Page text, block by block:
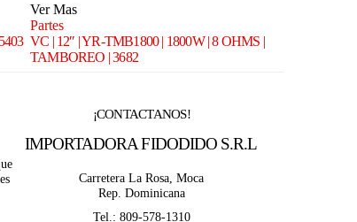
Ver Mas
Partes
VC | 12″ | YR-TMB1800 | 1800W | 8 OHMS |
TAMBOREO | 3682
¡CONTACTANOS!
IMPORTADORA FIDODIDO S.R.L
Carretera La Rosa, Moca
Rep. Dominicana
Tel.: 809-578-1310